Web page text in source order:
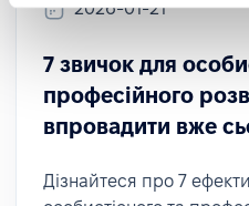
2026-01-21
7 звичок для
професійного
впровадити вже
Дізнайтеся про 7